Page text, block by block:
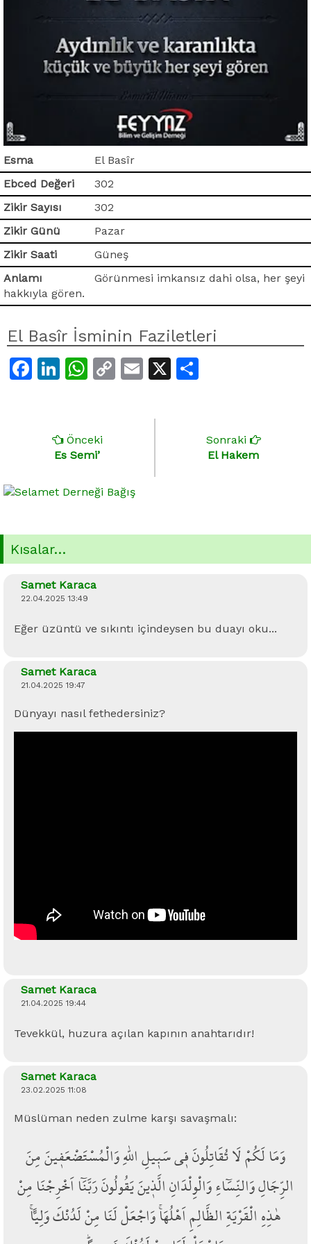
Esma
El Basîr
Ebced Değeri
302
Zikir Sayısı
302
Zikir Günü
Pazar
Zikir Saati
Güneş
Anlamı
Görünmesi imkansız dahi olsa, her şeyi
hakkıyla gören.
El Basîr İsminin Faziletleri
Facebook
LinkedIn
WhatsApp
CopyEmail
X
Önceki
Es Semi’
Sonraki
El Hakem
Kısalar…
Samet Karaca
22.04.2025 13:49
Eğer üzüntü ve sıkıntı içindeysen bu duayı oku...
Samet Karaca
21.04.2025 19:47
Dünyayı nasıl fethedersiniz?
Samet Karaca
21.04.2025 19:44
Tevekkül, huzura açılan kapının anahtarıdır!
Samet Karaca
23.02.2025 11:08
Müslüman neden zulme karşı savaşmalı:
وَمَا لَكُمْ لَا تُقَاتِلُونَ ف۪ي سَب۪يلِ اللّٰهِ وَالْمُسْتَضْعَف۪ينَ مِنَ
الرِّجَالِ وَالنِّسَٓاءِ وَالْوِلْدَانِ الَّذ۪ينَ يَقُولُونَ رَبَّنَٓا اَخْرِجْنَا مِنْ
هٰذِهِ الْقَرْيَةِ الظَّالِمِ اَهْلُهَاۚ وَاجْعَلْ لَنَا مِنْ لَدُنْكَ وَلِياًّۚ